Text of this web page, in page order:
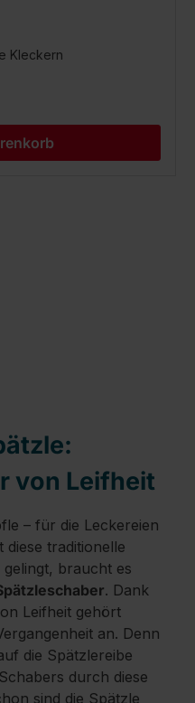
Kleckern
von Leifheit
– für die Leckereien
diese traditionelle
gelingt, braucht es
. Dank
Leifheit gehört
an. Denn
die Spätzlereibe
durch diese
sind die Spätzle